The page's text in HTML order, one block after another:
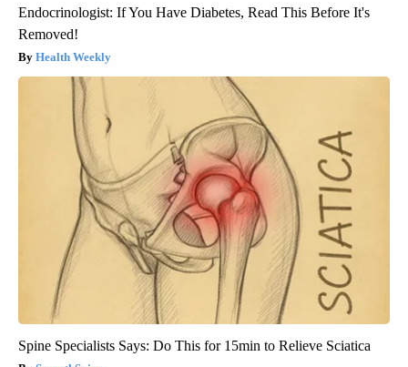
Endocrinologist: If You Have Diabetes, Read This Before It's
Removed!
Health Weekly
Spine Specialists Says: Do This for 15min to Relieve Sciatica